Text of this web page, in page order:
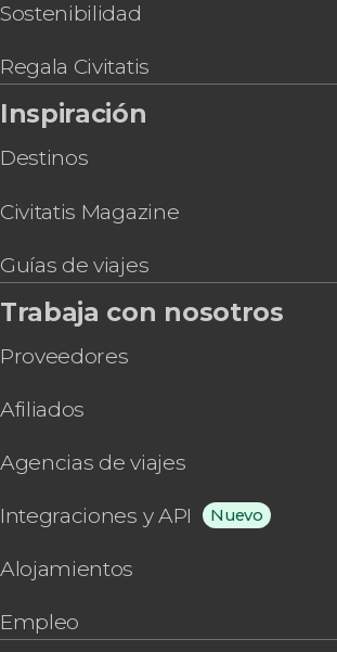
Sostenibilidad
Regala Civitatis
Inspiración
Destinos
Civitatis Magazine
Guías de viajes
Trabaja con nosotros
Proveedores
Afiliados
Agencias de viajes
Integraciones y API Nuevo
Alojamientos
Empleo